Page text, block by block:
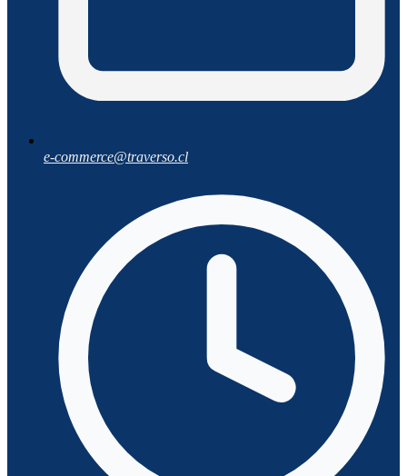
e-commerce@traverso.cl